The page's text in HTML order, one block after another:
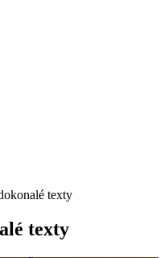
texty
texty